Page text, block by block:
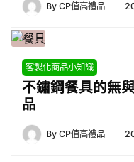
By CP值高禮品
客製化商品小知識
不鏽鋼餐具的無
品
By CP值高禮品